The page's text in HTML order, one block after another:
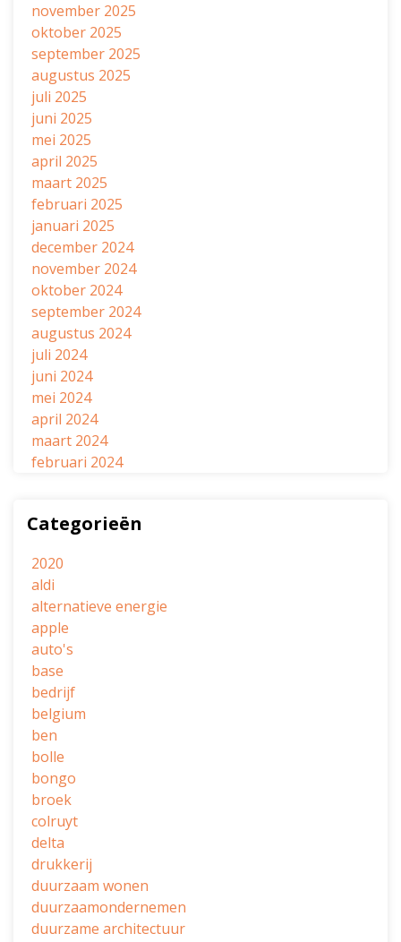
november 2025
oktober 2025
september 2025
augustus 2025
juli 2025
juni 2025
mei 2025
april 2025
maart 2025
februari 2025
januari 2025
december 2024
november 2024
oktober 2024
september 2024
augustus 2024
juli 2024
juni 2024
mei 2024
april 2024
maart 2024
februari 2024
Categorieën
2020
aldi
alternatieve energie
apple
auto's
base
bedrijf
belgium
ben
bolle
bongo
broek
colruyt
delta
drukkerij
duurzaam wonen
duurzaamondernemen
duurzame architectuur